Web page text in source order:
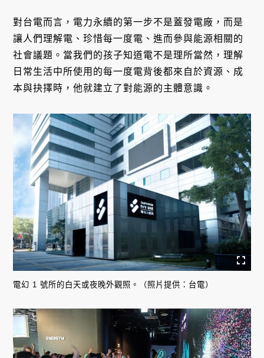
對台電而言，電力永續的第一步不是蓋發電廠，而是
讓人們理解電、珍惜每一度電、進而參與能源相關的
社會議題。當我們的孩子知道電不是理所當然，理解
日常生活中所使用的每一度電背後都來自於資源、成
本與抉擇時，他就建立了對能源的主體意識。
電幻 1 號所的白天或夜晚外觀照。（照片提供：台電）